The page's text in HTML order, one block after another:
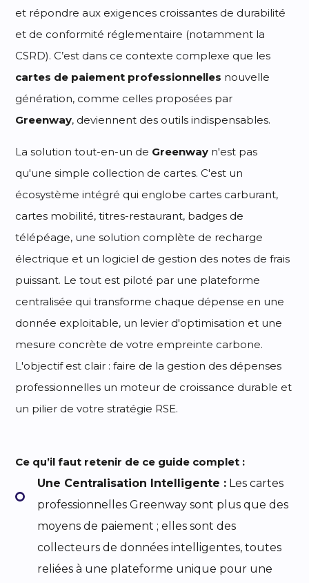
et répondre aux exigences croissantes de durabilité
et de conformité réglementaire (notamment la
CSRD). C’est dans ce contexte complexe que les
cartes de paiement professionnelles nouvelle
génération, comme celles proposées par
Greenway, deviennent des outils indispensables.
La solution tout-en-un de Greenway n'est pas
qu'une simple collection de cartes. C'est un
écosystème intégré qui englobe cartes carburant,
cartes mobilité, titres-restaurant, badges de
télépéage, une solution complète de recharge
électrique et un logiciel de gestion des notes de frais
puissant. Le tout est piloté par une plateforme
centralisée qui transforme chaque dépense en une
donnée exploitable, un levier d'optimisation et une
mesure concrète de votre empreinte carbone.
L'objectif est clair : faire de la gestion des dépenses
professionnelles un moteur de croissance durable et
un pilier de votre stratégie RSE.
Ce qu’il faut retenir de ce guide complet :
Une Centralisation Intelligente : Les cartes
professionnelles Greenway sont plus que des
moyens de paiement ; elles sont des
collecteurs de données intelligentes, toutes
reliées à une plateforme unique pour une